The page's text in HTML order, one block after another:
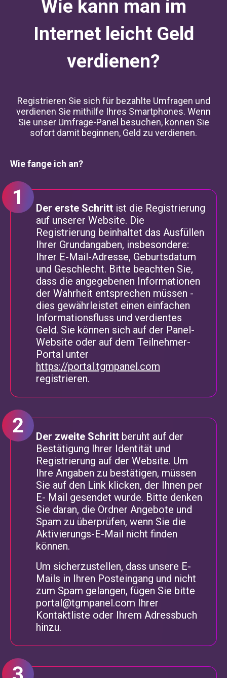
Wie kann man im
Internet leicht Geld
verdienen?
Registrieren Sie sich für bezahlte Umfragen und
verdienen Sie mithilfe Ihres Smartphones. Wenn
Sie unser Umfrage-Panel besuchen, können Sie
sofort damit beginnen, Geld zu verdienen.
Wie fange ich an?
Der erste Schritt ist die Registrierung
auf unserer Website. Die
Registrierung beinhaltet das Ausfüllen
Ihrer Grundangaben, insbesondere:
Ihrer E-Mail-Adresse, Geburtsdatum
und Geschlecht. Bitte beachten Sie,
dass die angegebenen Informationen
der Wahrheit entsprechen müssen -
dies gewährleistet einen einfachen
Informationsfluss und verdientes
Geld. Sie können sich auf der Panel-
Website oder auf dem Teilnehmer-
Portal unter
https://portal.tgmpanel.com
registrieren.
Der zweite Schritt beruht auf der
Bestätigung Ihrer Identität und
Registrierung auf der Website. Um
Ihre Angaben zu bestätigen, müssen
Sie auf den Link klicken, der Ihnen per
E- Mail gesendet wurde. Bitte denken
Sie daran, die Ordner Angebote und
Spam zu überprüfen, wenn Sie die
Aktivierungs-E-Mail nicht finden
können.
Um sicherzustellen, dass unsere E-
Mails in Ihren Posteingang und nicht
zum Spam gelangen, fügen Sie bitte
portal@tgmpanel.com Ihrer
Kontaktliste oder Ihrem Adressbuch
hinzu.